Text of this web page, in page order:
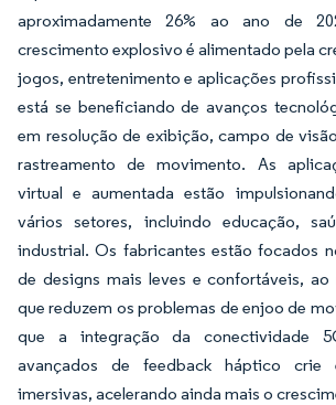
aproximadamente 26% ao ano de
crescimento explosivo é alimentado pela
jogos, entretenimento e aplicações
está se beneficiando de avanços
em resolução de exibição, campo de
rastreamento de movimento. As
virtual e aumentada estão
vários setores, incluindo educação,
industrial. Os fabricantes estão focados
de designs mais leves e confortáveis,
que reduzem os problemas de enjoo de
que a integração da conectividade
avançados de feedback háptico crie
imersivas, acelerando ainda mais o